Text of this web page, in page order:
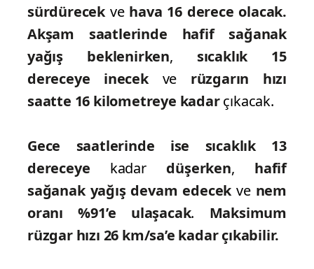
sürdürecek ve hava 16 derece olacak.
Akşam saatlerinde hafif sağanak
yağış beklenirken, sıcaklık 15
dereceye inecekve rüzgarın hızı
saatte 16 kilometreye kadarçıkacak.
Gece saatlerinde ise sıcaklık 13
dereceye kadar düşerken, hafif
sağanak yağış devam edecekve nem
oranı %91’e
ulaşacak. Maksimum
rüzgar hızı 26 km/sa’e kadar çıkabilir.